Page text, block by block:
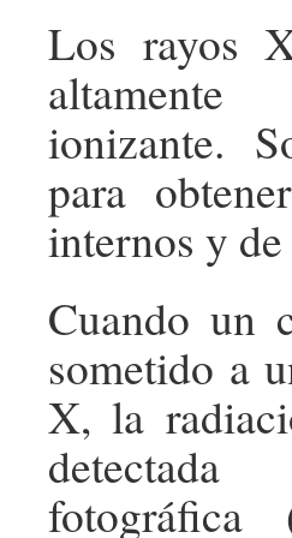
Los rayos
ionizante.
para
internos y
Cuando un
sometido a
X, la
fotográfica